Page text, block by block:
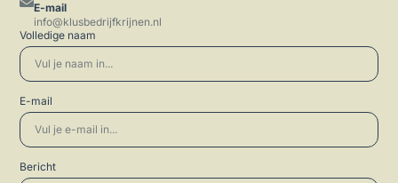
Volledige naam
E-mail
Bericht
E-mail
info@klusbedrijfkrijnen.nl